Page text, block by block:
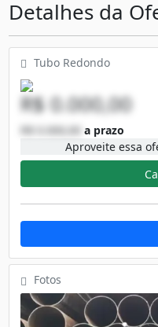
Detalhes da
Tubo Redondo
R$ 0.000,00
R$ 0.000,00 a prazo
Aproveite essa
Fotos